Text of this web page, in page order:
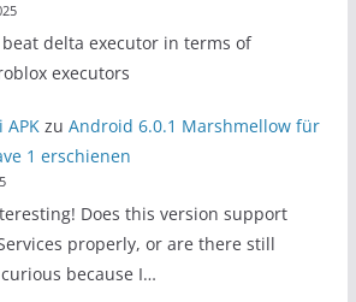
delta executor in terms of
executors
APK zuAndroid 6.0.1 Marshmellow für
1 erschienen
Does this version support
properly, or are there still
curious because I…